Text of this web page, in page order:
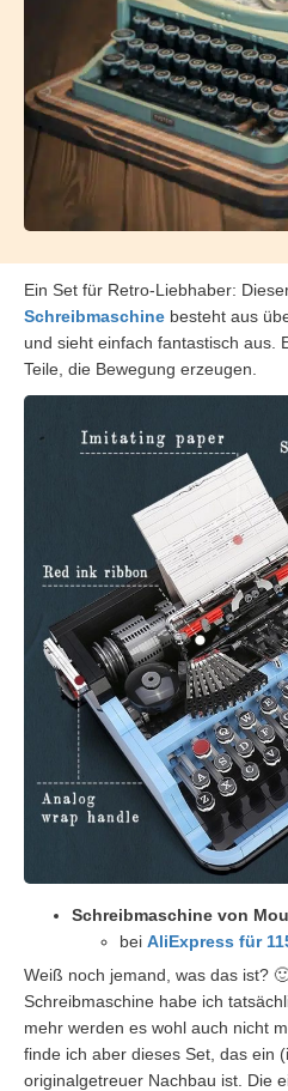
Ein Set für Retro-Liebhaber:
Schreibmaschine besteht aus
und sieht einfach fantastisch aus.
Teile, die Bewegung erzeugen.
Schreibmaschine von
bei AliExpress für
Weiß noch jemand, was das ist?
Schreibmaschine habe ich
mehr werden es wohl auch nicht
finde ich aber dieses Set, das ein
originalgetreuer Nachbau ist. Die